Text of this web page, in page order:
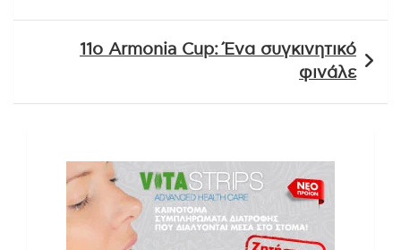
11ο Armonia Cup: Ένα συγκινητικό
φινάλε